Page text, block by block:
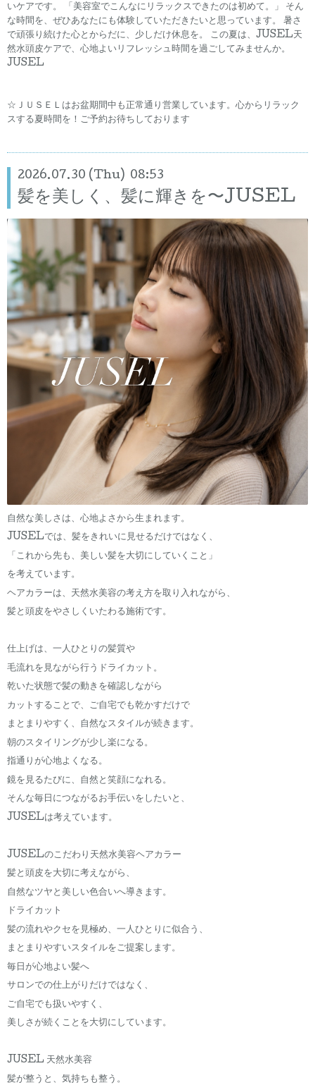
いケアです。 「美容室でこんなにリラックスできたのは初めて。」 そん
な時間を、ぜひあなたにも体験していただきたいと思っています。 暑さ
で頑張り続けた心とからだに、少しだけ休息を。 この夏は、JUSEL天
然水頭皮ケアで、心地よいリフレッシュ時間を過ごしてみませんか。
JUSEL
☆ＪＵＳＥＬはお盆期間中も正常通り営業しています。心からリラック
スする夏時間を！ご予約お待ちしております
2026.07.30 (Thu) 08:53
髪を美しく、髪に輝きを〜JUSEL
自然な美しさは、心地よさから生まれます。
JUSELでは、髪をきれいに見せるだけではなく、
「これから先も、美しい髪を大切にしていくこと」
を考えています。
ヘアカラーは、天然水美容の考え方を取り入れながら、
髪と頭皮をやさしくいたわる施術です。
仕上げは、一人ひとりの髪質や
毛流れを見ながら行うドライカット。
乾いた状態で髪の動きを確認しながら
カットすることで、ご自宅でも乾かすだけで
まとまりやすく、自然なスタイルが続きます。
朝のスタイリングが少し楽になる。
指通りが心地よくなる。
鏡を見るたびに、自然と笑顔になれる。
そんな毎日につながるお手伝いをしたいと、
JUSELは考えています。
JUSELのこだわり天然水美容ヘアカラー
髪と頭皮を大切に考えながら、
自然なツヤと美しい色合いへ導きます。
ドライカット
髪の流れやクセを見極め、一人ひとりに似合う、
まとまりやすいスタイルをご提案します。
毎日が心地よい髪へ
サロンでの仕上がりだけではなく、
ご自宅でも扱いやすく、
美しさが続くことを大切にしています。
JUSEL 天然水美容
髪が整うと、気持ちも整う。